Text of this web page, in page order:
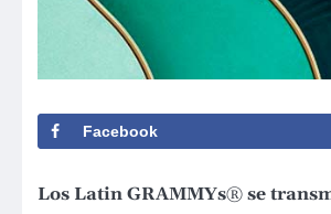
Facebook
Los Latin GRAMMYs® se